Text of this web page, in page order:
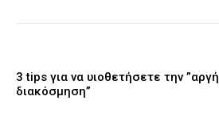
3 tips για να υιοθετήσετε την ”αργή
διακόσμηση”